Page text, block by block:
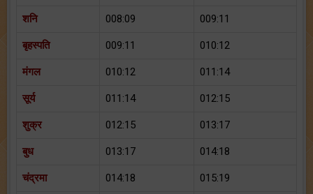
शनि 008:09 009:11
बृहस्पति 009:11 010:12
मंगल 010:12 011:14
सूर्य 011:14 012:15
शुक्र 012:15 013:17
बुध 013:17 014:18
चंद्रमा 014:18 015:19